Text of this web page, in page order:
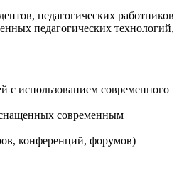
педагогических работников
педагогических технологий,
с использованием современного
современным
конференций, форумов)